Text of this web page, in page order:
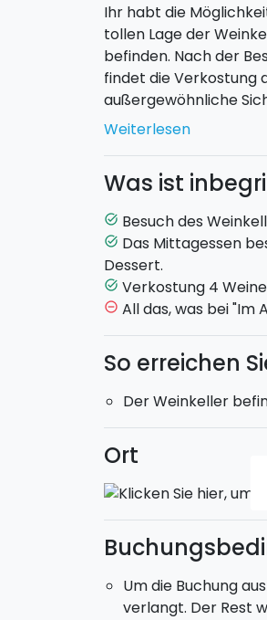
Ihr habt die
tollen Lage der
befinden. Nach der
findet die Verkostung
außergewöhnliche
Inseln.
Eigenherstellung
Bruno und seine
Weinherstellung und
Weiterlesen
Was ist
task_alt Besuch des
task_alt Das Mittagessen
Dessert.
task_alt Verkostung 4
remove_circle_outline All das, was bei
So erreichen
Der Weinkeller
Ort
Um die Buchung
verlangt. Der Rest